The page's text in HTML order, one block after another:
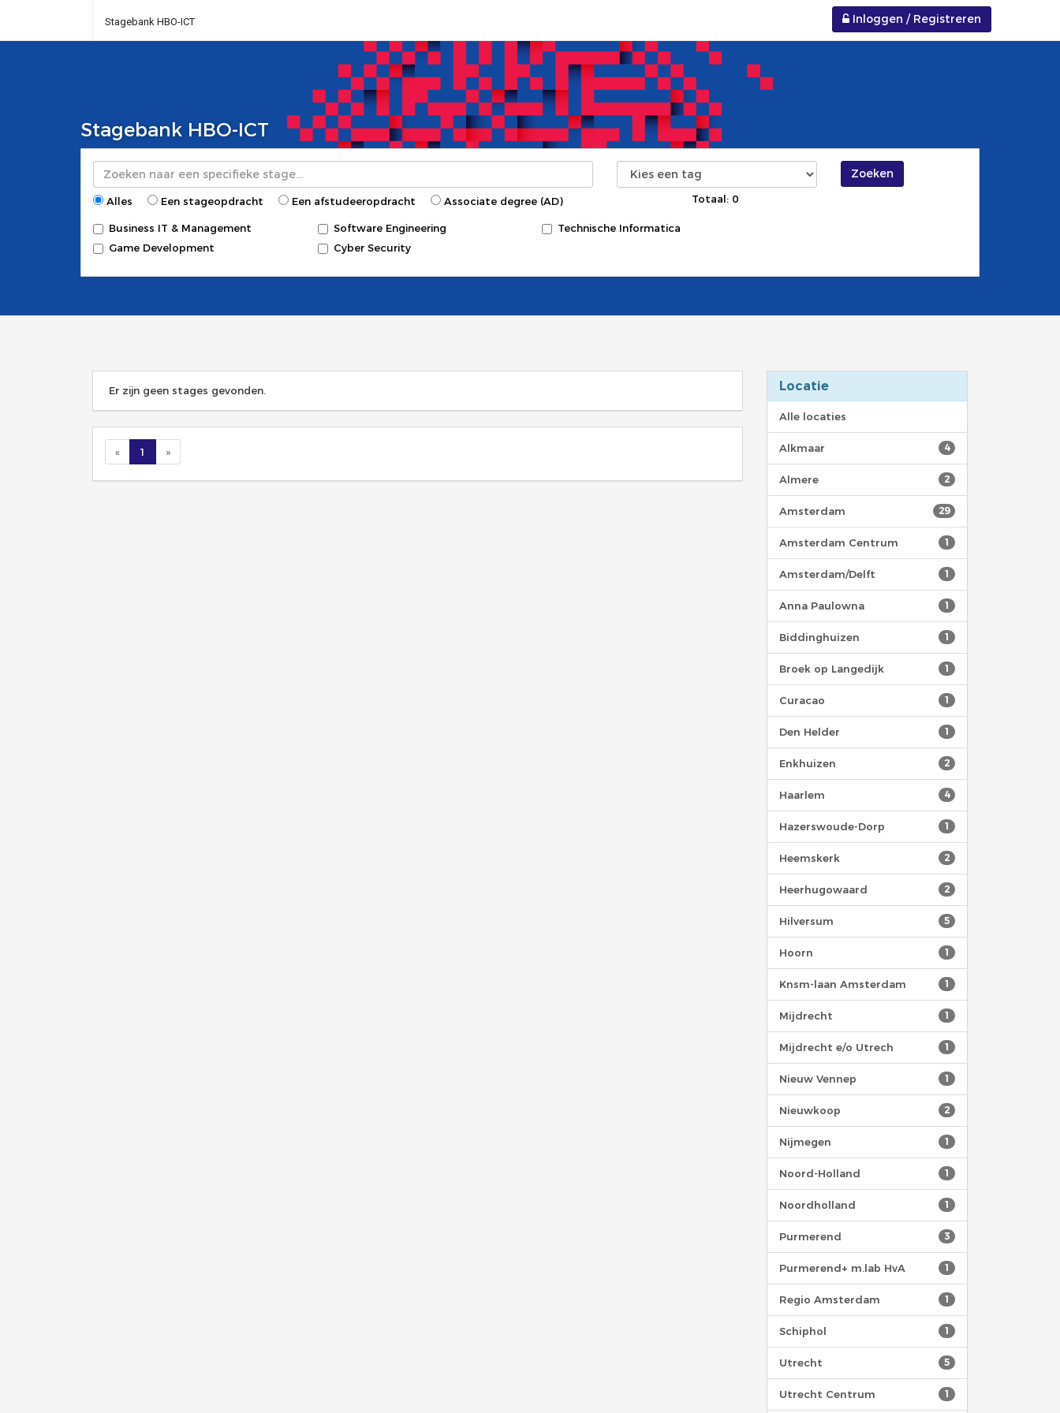
Stagebank HBO-ICT Inloggen / Registreren
Stagebank HBO-ICT
Zoeken Zoeken
Alles Een stageopdracht Een afstudeeropdracht Associate degree (AD) Totaal: 0
Business IT & Management
Game Development
Software Engineering
Cyber Security
Technische Informatica
Er zijn geen stages gevonden.
« 1 »
Locatie
Alle locaties
4
Alkmaar
2
Almere
29
Amsterdam
1
Amsterdam Centrum
1
Amsterdam/Delft
1
Anna Paulowna
1
Biddinghuizen
1
Broek op Langedijk
1
Curacao
1
Den Helder
2
Enkhuizen
4
Haarlem
1
Hazerswoude-Dorp
2
Heemskerk
2
Heerhugowaard
5
Hilversum
1
Hoorn
1
Knsm-laan Amsterdam
1
Mijdrecht
1
Mijdrecht e/o Utrech
1
Nieuw Vennep
2
Nieuwkoop
1
Nijmegen
1
Noord-Holland
1
Noordholland
3
Purmerend
1
Purmerend+ m.lab HvA
1
Regio Amsterdam
1
Schiphol
5
Utrecht
1
Utrecht Centrum